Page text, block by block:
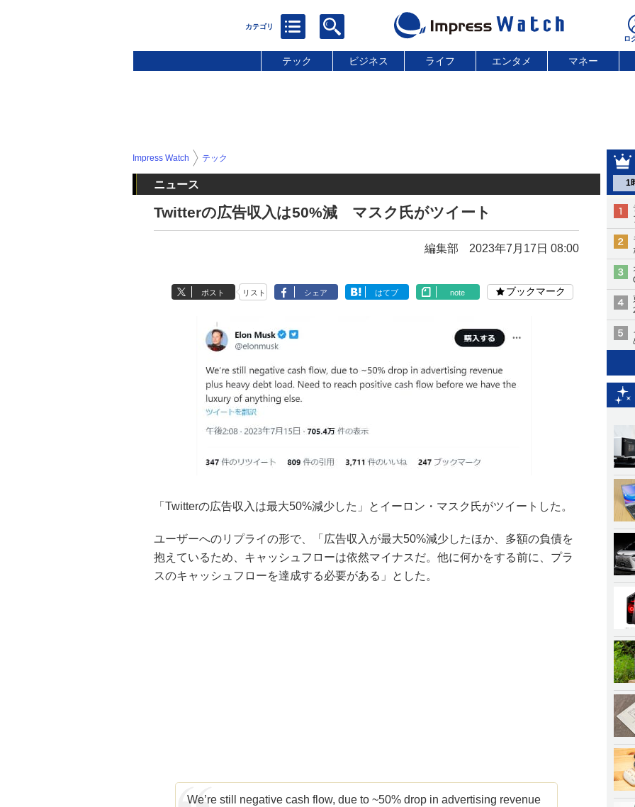
テック ビジネス ライフ エンタメ マネー
1
Impress Watch テック
ニュース
Twitterの広告収入は50%減 マスク氏がツイート
編集部 2023年7月17日 08:00
ポスト リスト シェア はてブ note ブックマーク
「Twitterの広告収入は最大50%減少した」とイーロン・マスク氏がツイートした。
ユーザーへのリプライの形で、「広告収入が最大50%減少したほか、多額の負債を
抱えているため、キャッシュフローは依然マイナスだ。他に何かをする前に、プラ
スのキャッシュフローを達成する必要がある」とした。
We’re still negative cash flow, due to ~50% drop in advertising revenue